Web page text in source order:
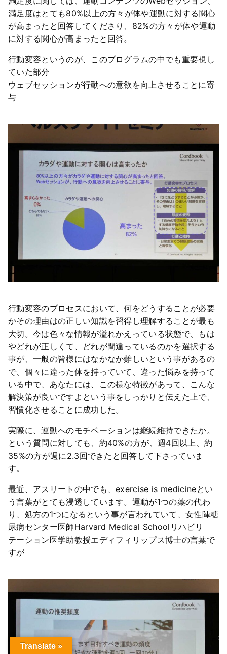
満足度はとても80%以上の方々が体や運動に対する関心
が高まったと回答してくださり、82%の方々が体や運動
に対する関心が高まったと回答。
行動変容というのが、このプログラムの中でも重要視し
ていた部分
ウェブセッションが行動への意欲を向上させることに寄
与
行動変容のプロセスにおいて、何をどうすることが必要
かその理由はの正しい知識を習得し理解することが最も
大切。今は色々な情報が溢れかえっている状態で、もは
やどれが正しくて、どれが間違っているのかを選択する
事が、一般の皆様にはなかなか難しいという事があるの
で、個々に違った体を持っていて、違った悩みを持って
いる中で、あなたには、この様な特徴があって、こんな
解決策が良いですよという事をしっかりと伝えた上で、
習慣化させることに成功した。
実際に、運動へのモチベーションは継続維持できたか。
という質問に対しても、約40%の方が、週4回以上、約
35%の方が週に2.3回できたと回答して下さっていま
す。
最近、アスリートの中でも、exercise is medicineとい
う言葉がとても浸透しています。運動が1つの薬の代わ
り、処方の1つになるという事が言われていて、女性陣糖
尿病センター医師Harvard Medical Schoolリハビリ
テーション医学助教授エディフィリップス博士の言葉で
すが
Translate »